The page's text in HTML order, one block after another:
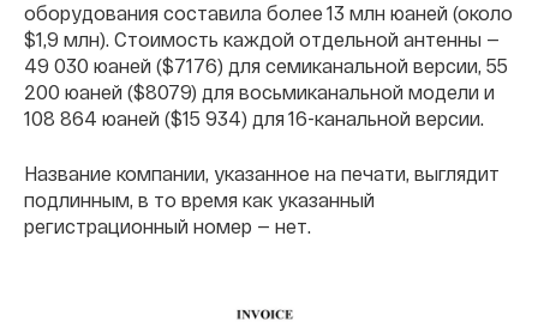
оборудования составила более 13 млн юаней (около
$1,9 млн). Стоимость каждой отдельной антенны —
49 030 юаней ($7176) для семиканальной версии, 55
200 юаней ($8079) для восьмиканальной модели и
108 864 юаней ($15 934) для 16-канальной версии.
Название компании, указанное на печати, выглядит
подлинным, в то время как указанный
регистрационный номер — нет.